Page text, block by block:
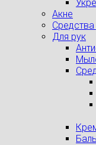
Акне
Средства
Для рук